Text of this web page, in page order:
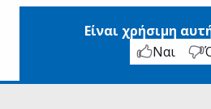
Είναι χρήσιμη
Ναι